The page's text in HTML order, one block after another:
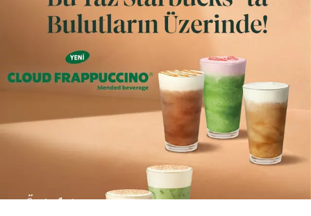
müziği ve açık havadaki özel puro alanını tek bir çatı
altında sunuyor.